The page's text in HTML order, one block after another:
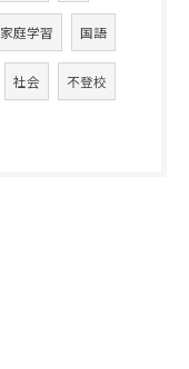
家庭学習 国語
社会 不登校